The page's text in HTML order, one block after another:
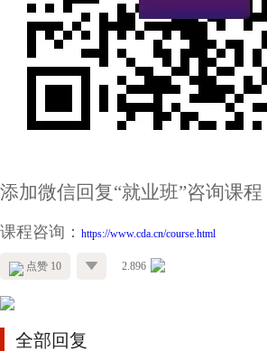
添加微信回复“就业班”咨询课程
课程咨询： https://www.cda.cn/course.html
点赞 10 2.896
全部回复